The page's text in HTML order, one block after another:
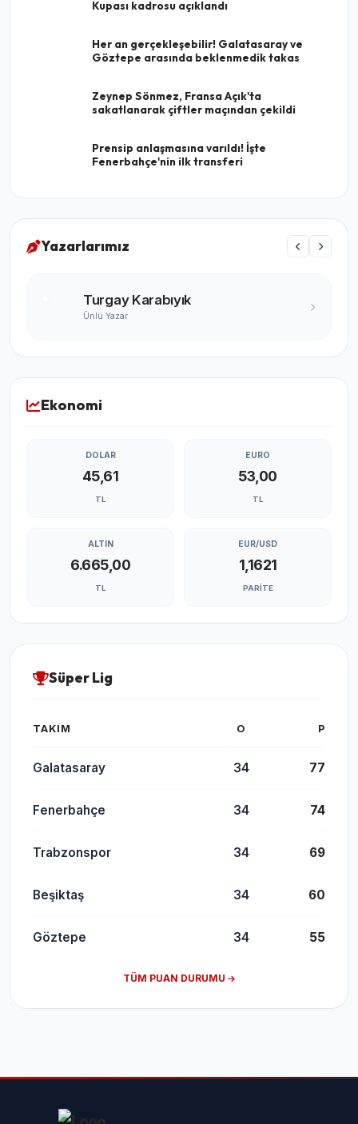
Kupası kadrosu açıklandı
Her an gerçekleşebilir! Galatasaray ve
Göztepe arasında beklenmedik takas
Zeynep Sönmez, Fransa Açık'ta
sakatlanarak çiftler maçından çekildi
Prensip anlaşmasına varıldı! İşte
Fenerbahçe'nin ilk transferi
Yazarlarımız
Turgay Karabıyık
Ünlü Yazar
Ekonomi
DOLAR
45,61
TL
EURO
53,00
TL
ALTIN
6.665,00
TL
EUR/USD
1,1621
PARITE
Süper Lig
TAKIM O P
Galatasaray 34 77
Fenerbahçe 34 74
Trabzonspor 34 69
Beşiktaş 34 60
Göztepe 34 55
TÜM PUAN DURUMU